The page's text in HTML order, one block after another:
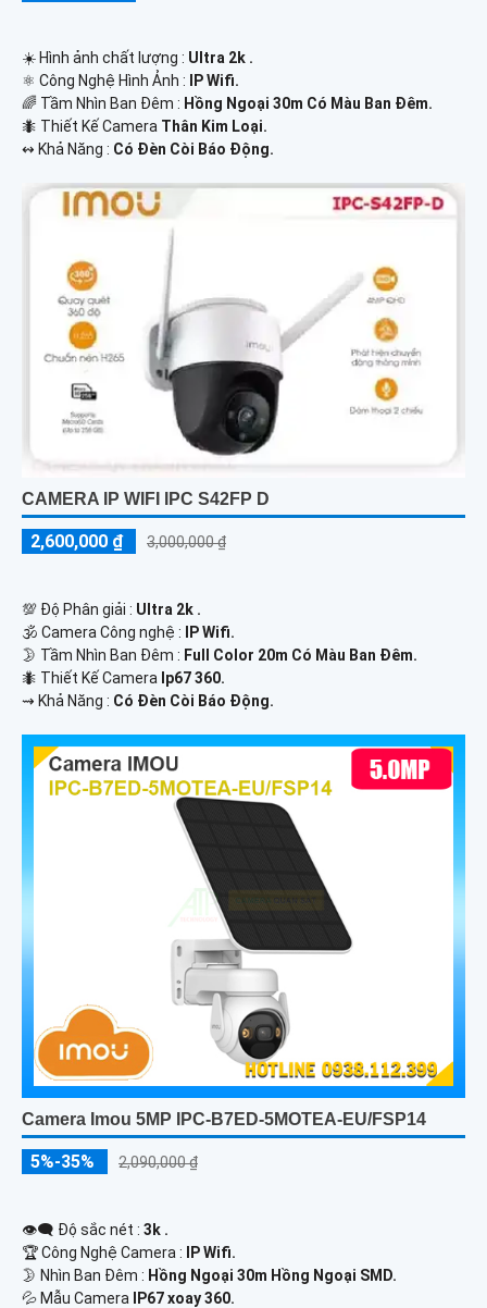
☀️ Hình ảnh chất lượng : Ultra 2k .
⚛️ Công Nghệ Hình Ảnh :
IP Wifi.
🌈 Tầm Nhìn Ban Đêm : Hồng Ngoại 30m Có Màu Ban Đêm.
🐜 Thiết Kế Camera Thân Kim Loại.
️↭ Khả Năng : Có Đèn Còi Báo Động.
CAMERA IP WIFI IPC S42FP D
2,600,000 ₫ 3,000,000 ₫
💯 Độ Phân giải : Ultra 2k .
🕉️ Camera Công nghệ :
IP Wifi.
🌛 Tầm Nhìn Ban Đêm : Full Color 20m Có Màu Ban Đêm.
🐜 Thiết Kế Camera Ip67 360.
️⇝ Khả Năng : Có Đèn Còi Báo Động.
Camera Imou 5MP IPC-B7ED-5MOTEA-EU/FSP14
5%-35% 2,090,000 ₫
👁️‍🗨 Độ sắc nét : 3k .
🏆 Công Nghệ Camera :
IP Wifi.
🌛 Nhìn Ban Đêm : Hồng Ngoại 30m Hồng Ngoại SMD.
💦 Mẫu Camera
IP67 xoay 360.